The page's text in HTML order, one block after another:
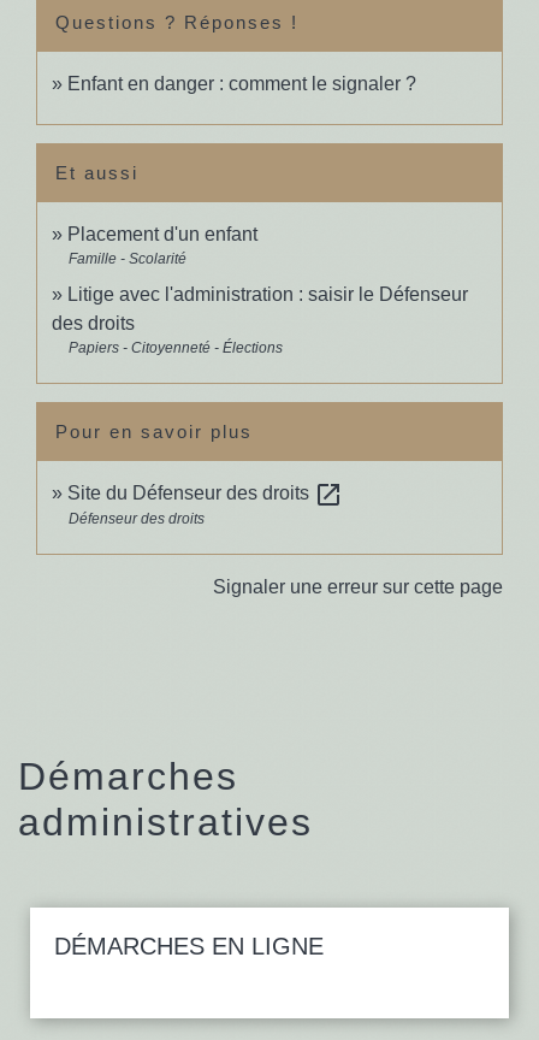
Questions ? Réponses !
Enfant en danger : comment le signaler ?
Et aussi
Placement d'un enfant
Famille - Scolarité
Litige avec l'administration : saisir le Défenseur
des droits
Papiers - Citoyenneté - Élections
Pour en savoir plus
Site du Défenseur des droits open_in_new
Défenseur des droits
Signaler une erreur sur cette page
Démarches
administratives
DÉMARCHES EN LIGNE